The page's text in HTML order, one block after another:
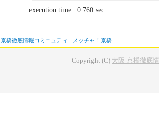
execution time : 0.760 sec
京橋徹底情報コミニュティ - メッチャ！京橋
Copyright (C) 大阪 京橋徹底